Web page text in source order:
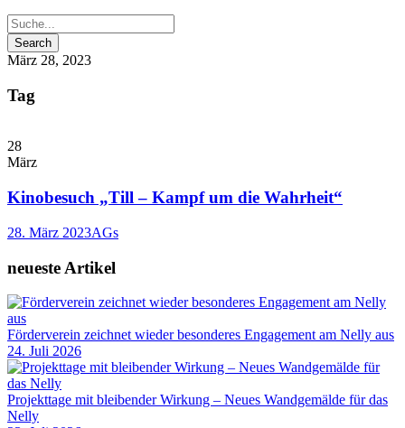
März 28, 2023
Tag
28
März
Kinobesuch „Till – Kampf um die Wahrheit“
28. März 2023AGs
neueste Artikel
Förderverein zeichnet wieder besonderes Engagement am Nelly aus
24. Juli 2026
Projekttage mit bleibender Wirkung – Neues Wandgemälde für das
Nelly